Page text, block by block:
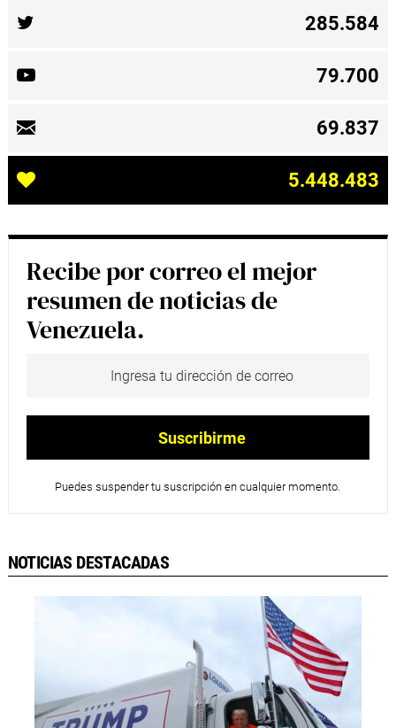
285.584
79.700
69.837
5.448.483
Recibe por correo el mejor
resumen de noticias de
Venezuela.
Puedes suspender tu suscripción en cualquier momento.
NOTICIAS DESTACADAS